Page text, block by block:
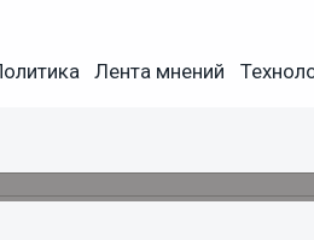
Лента мнений
в Дивееве